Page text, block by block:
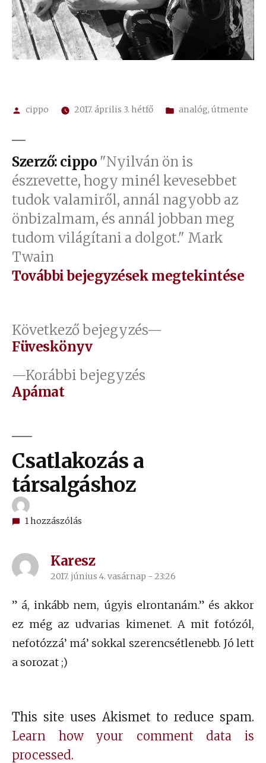
Szerző:
cippo 2017. április 3. hétfő Kategória:
analóg,útmente
Szerző: cippo "Nyilván ön is
észrevette, hogy minél kevesebbet
tudok valamiről, annál nagyobb az
önbizalmam, és annál jobban meg
tudom világítani a dolgot." Mark
Twain
További bejegyzések megtekintése
Bejegyzés
navigáció
Korábbi bejegyzés
Apámat
Következő bejegyzés
Füveskönyv
Csatlakozás a
társalgáshoz
1 hozzászólás
Karesz
szerint:
2017. június 4. vasárnap - 23:26
” á, inkább nem, úgyis elrontanám.” és akkor
ez még az udvarias kimenet. A mit fotózól,
nefotózzá’ má’ sokkal szerencsétlenebb. Jó lett
a sorozat ;)
This site uses Akismet to reduce spam.
Learn how your comment data is
processed.